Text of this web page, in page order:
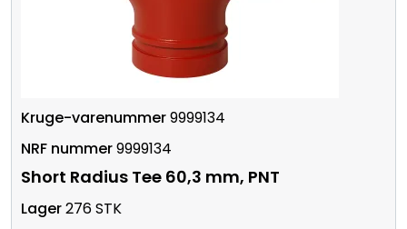
9999134
9999134
Short Radius Tee 60,3 mm, PNT
276 STK